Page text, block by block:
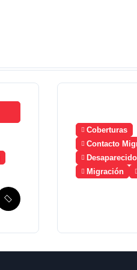
Coberturas
Contacto
Migración
búsqueda